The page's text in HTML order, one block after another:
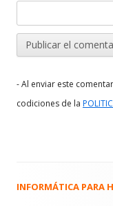
- Al enviar este
codiciones de la
Barra
INFORMÁTICA PARA